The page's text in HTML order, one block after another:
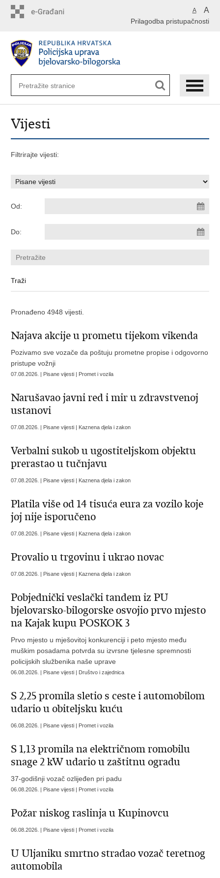
A A
Prilagodba pristupačnosti
Vijesti
Filtrirajte vijesti:
Od:
Do:
Pronađeno 4948 vijesti.
Najava akcije u prometu tijekom vikenda
Pozivamo sve vozače da poštuju prometne propise i odgovorno
pristupe vožnji
07.08.2026. | Pisane vijesti | Promet i vozila
Narušavao javni red i mir u zdravstvenoj
ustanovi
07.08.2026. | Pisane vijesti | Kaznena djela i zakon
Verbalni sukob u ugostiteljskom objektu
prerastao u tučnjavu
07.08.2026. | Pisane vijesti | Kaznena djela i zakon
Platila više od 14 tisuća eura za vozilo koje
joj nije isporučeno
07.08.2026. | Pisane vijesti | Kaznena djela i zakon
Provalio u trgovinu i ukrao novac
07.08.2026. | Pisane vijesti | Kaznena djela i zakon
Pobjednički veslački tandem iz PU
bjelovarsko-bilogorske osvojio prvo mjesto
na Kajak kupu POSKOK 3
Prvo mjesto u mješovitoj konkurenciji i peto mjesto među
muškim posadama potvrda su izvrsne tjelesne spremnosti
policijskih službenika naše uprave
06.08.2026. | Pisane vijesti | Društvo i zajednica
S 2,25 promila sletio s ceste i automobilom
udario u obiteljsku kuću
06.08.2026. | Pisane vijesti | Promet i vozila
S 1,13 promila na električnom romobilu
snage 2 kW udario u zaštitnu ogradu
37-godišnji vozač ozlijeđen pri padu
06.08.2026. | Pisane vijesti | Promet i vozila
Požar niskog raslinja u Kupinovcu
06.08.2026. | Pisane vijesti | Promet i vozila
U Uljaniku smrtno stradao vozač teretnog
automobila